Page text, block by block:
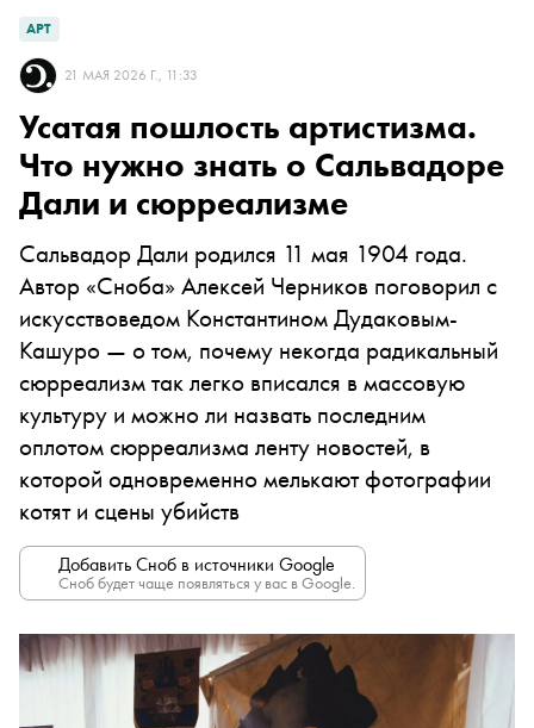
АРТ
21 МАЯ 2026 Г., 11:33
Усатая пошлость артистизма.
Что нужно знать о Сальвадоре
Дали и сюрреализме
Сальвадор Дали родился 11 мая 1904 года.
Автор «Сноба» Алексей Черников поговорил с
искусствоведом Константином Дудаковым-
Кашуро — о том, почему некогда радикальный
сюрреализм так легко вписался в массовую
культуру и можно ли назвать последним
оплотом сюрреализма ленту новостей, в
которой одновременно мелькают фотографии
котят и сцены убийств
Добавить Сноб в источники Google
Сноб будет чаще появляться у вас в Google.